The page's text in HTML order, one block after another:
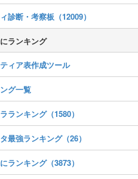
診断・考察板（12009）
ランキング
ィア表作成ツール
グ一覧
ランキング（1580）
最強ランキング（26）
ランキング（3873）